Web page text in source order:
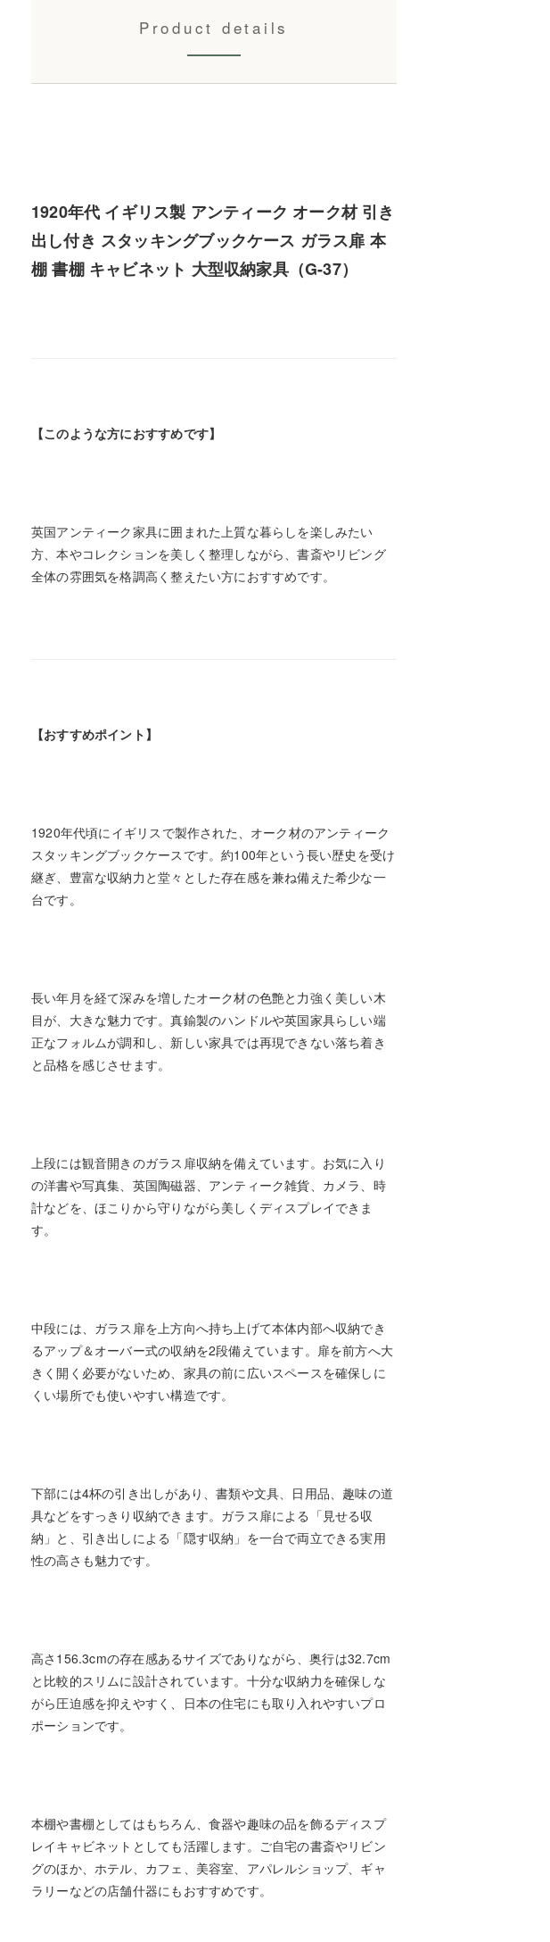
Product details
1920年代 イギリス製 アンティーク オーク材 引き
出し付き スタッキングブックケース ガラス扉 本
棚 書棚 キャビネット 大型収納家具（G-37）
【このような方におすすめです】
英国アンティーク家具に囲まれた上質な暮らしを楽しみたい
方、本やコレクションを美しく整理しながら、書斎やリビング
全体の雰囲気を格調高く整えたい方におすすめです。
【おすすめポイント】
1920年代頃にイギリスで製作された、オーク材のアンティーク
スタッキングブックケースです。約100年という長い歴史を受け
継ぎ、豊富な収納力と堂々とした存在感を兼ね備えた希少な一
台です。
長い年月を経て深みを増したオーク材の色艶と力強く美しい木
目が、大きな魅力です。真鍮製のハンドルや英国家具らしい端
正なフォルムが調和し、新しい家具では再現できない落ち着き
と品格を感じさせます。
上段には観音開きのガラス扉収納を備えています。お気に入り
の洋書や写真集、英国陶磁器、アンティーク雑貨、カメラ、時
計などを、ほこりから守りながら美しくディスプレイできま
す。
中段には、ガラス扉を上方向へ持ち上げて本体内部へ収納でき
るアップ＆オーバー式の収納を2段備えています。扉を前方へ大
きく開く必要がないため、家具の前に広いスペースを確保しに
くい場所でも使いやすい構造です。
下部には4杯の引き出しがあり、書類や文具、日用品、趣味の道
具などをすっきり収納できます。ガラス扉による「見せる収
納」と、引き出しによる「隠す収納」を一台で両立できる実用
性の高さも魅力です。
高さ156.3cmの存在感あるサイズでありながら、奥行は32.7cm
と比較的スリムに設計されています。十分な収納力を確保しな
がら圧迫感を抑えやすく、日本の住宅にも取り入れやすいプロ
ポーションです。
本棚や書棚としてはもちろん、食器や趣味の品を飾るディスプ
レイキャビネットとしても活躍します。ご自宅の書斎やリビン
グのほか、ホテル、カフェ、美容室、アパレルショップ、ギャ
ラリーなどの店舗什器にもおすすめです。